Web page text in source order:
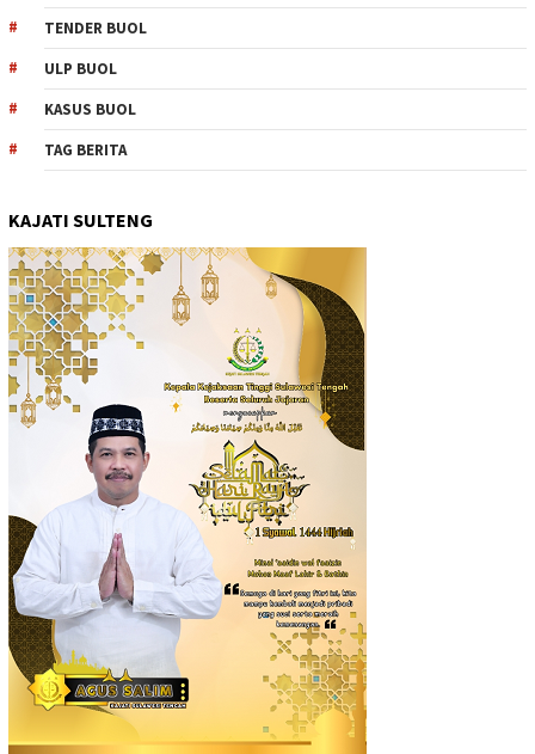
TENDER BUOL
ULP BUOL
KASUS BUOL
TAG BERITA
KAJATI SULTENG